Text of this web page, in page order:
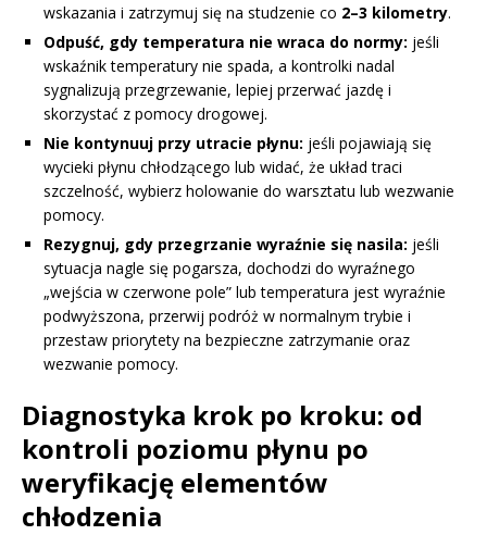
wskazania i zatrzymuj się na studzenie co 2–3 kilometry.
Odpuść, gdy temperatura nie wraca do normy: jeśli
wskaźnik temperatury nie spada, a kontrolki nadal
sygnalizują przegrzewanie, lepiej przerwać jazdę i
skorzystać z pomocy drogowej.
Nie kontynuuj przy utracie płynu: jeśli pojawiają się
wycieki płynu chłodzącego lub widać, że układ traci
szczelność, wybierz holowanie do warsztatu lub wezwanie
pomocy.
Rezygnuj, gdy przegrzanie wyraźnie się nasila: jeśli
sytuacja nagle się pogarsza, dochodzi do wyraźnego
„wejścia w czerwone pole” lub temperatura jest wyraźnie
podwyższona, przerwij podróż w normalnym trybie i
przestaw priorytety na bezpieczne zatrzymanie oraz
wezwanie pomocy.
Diagnostyka krok po kroku: od
kontroli poziomu płynu po
weryfikację elementów
chłodzenia